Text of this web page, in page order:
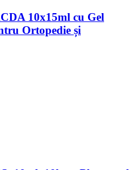
10x15ml cu Gel
Ortopedie și